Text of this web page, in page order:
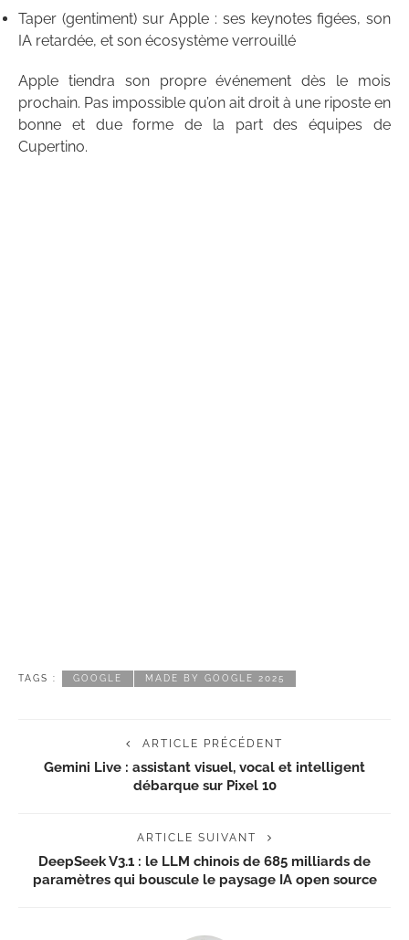
Taper (gentiment) sur Apple : ses keynotes figées, son
IA retardée, et son écosystème verrouillé
Apple tiendra son propre événement dès le mois
prochain. Pas impossible qu’on ait droit à une riposte en
bonne et due forme de la part des équipes de
Cupertino.
TAGS : GOOGLE MADE BY GOOGLE 2025
ARTICLE PRÉCÉDENT
Gemini Live : assistant visuel, vocal et intelligent
débarque sur Pixel 10
ARTICLE SUIVANT
DeepSeek V3.1 : le LLM chinois de 685 milliards de
paramètres qui bouscule le paysage IA open source